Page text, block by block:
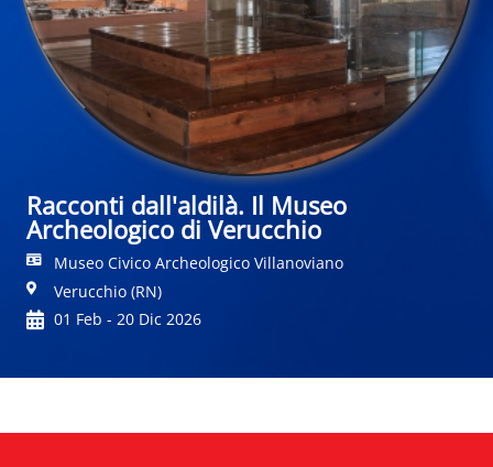
Racconti dall'aldilà. Il Museo
Archeologico di Verucchio
Museo Civico Archeologico Villanoviano
Verucchio (RN)
01 Feb - 20 Dic 2026